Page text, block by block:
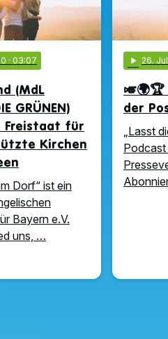
· 03:07
(MdL
GRÜNEN)
Freistaat für
Kirchen
Dorf“ ist ein
Bayern e.V.
uns, …
play_arrow 26.
der
„Lasst
Podcast